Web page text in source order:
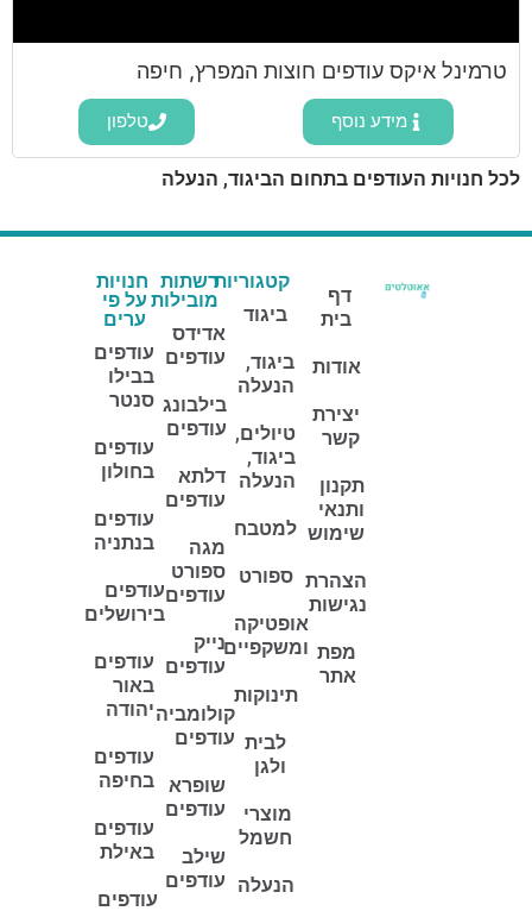
טרמינל איקס עודפים חוצות המפרץ, חיפה
מידע נוסף טלפון
לכל חנויות העודפים בתחום הביגוד, הנעלה
דף
בית
אודות
יצירת
קשר
תקנון
ותנאי
שימוש
הצהרת
נגישות
מפת
אתר
קטגוריות
ביגוד
ביגוד,
הנעלה
טיולים,
ביגוד,
הנעלה
למטבח
ספורט
אופטיקה
ומשקפיים
תינוקות
לבית
ולגן
מוצרי
חשמל
הנעלה
רשתות
מובילות
אדידס
עודפים
בילבונג
עודפים
דלתא
עודפים
מגה
ספורט
עודפים
נייק
עודפים
קולומביה
עודפים
שופרא
עודפים
שילב
עודפים
חנויות
על פי
ערים
עודפים
בבילו
סנטר
עודפים
בחולון
עודפים
בנתניה
עודפים
בירושלים
עודפים
באור
יהודה
עודפים
בחיפה
עודפים
באילת
עודפים